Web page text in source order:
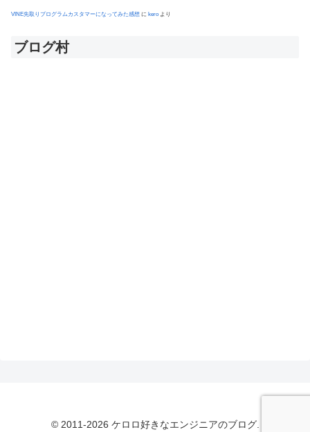
VINE先取りプログラムカスタマーになってみた感想 に kero より
ブログ村
© 2011-2026 ケロロ好きなエンジニアのブログ.